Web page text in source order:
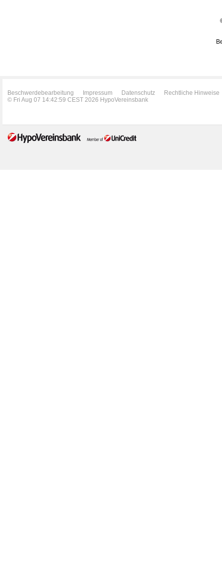
Beschwerdebearbeitung Impressum Datenschutz
Rechtliche Hinweise
© Fri Aug 07 14:42:59 CEST 2026 HypoVereinsbank